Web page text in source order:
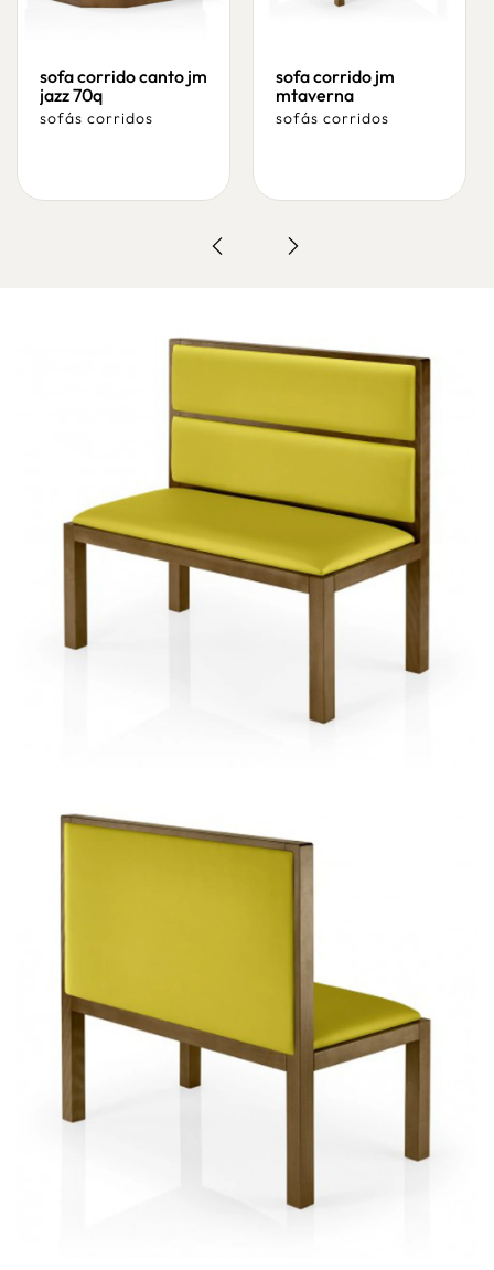
sofa corrido canto jm
jazz 70q
sofás corridos
sofa corrido jm
mtaverna
sofás corridos